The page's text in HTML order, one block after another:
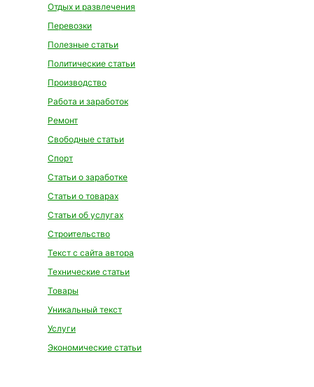
Отдых и развлечения
Перевозки
Полезные статьи
Политические статьи
Производство
Работа и заработок
Ремонт
Свободные статьи
Спорт
Статьи о заработке
Статьи о товарах
Статьи об услугах
Строительство
Текст с сайта автора
Технические статьи
Товары
Уникальный текст
Услуги
Экономические статьи